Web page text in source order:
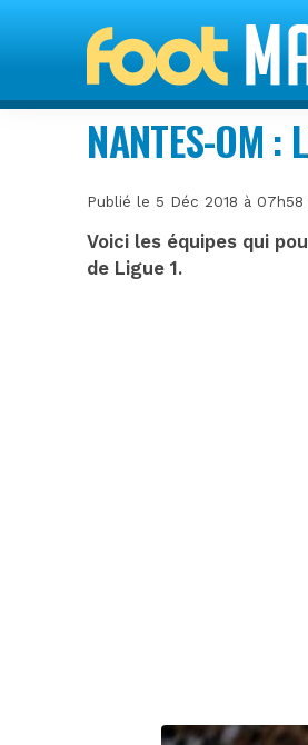
NANTES-OM :
Publié le 5 Déc 2018 à 07h58
Voici les équipes qui
de Ligue 1.